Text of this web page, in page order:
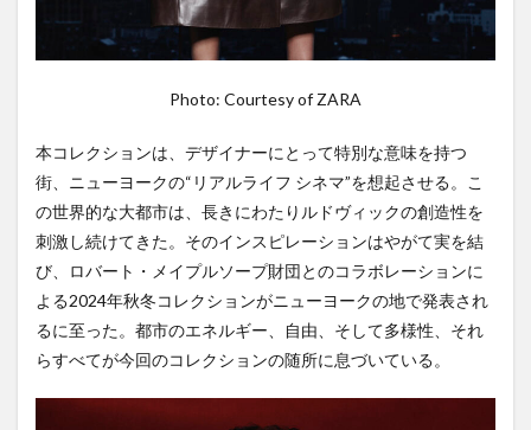
Photo: Courtesy of ZARA
本コレクションは、デザイナーにとって特別な意味を持つ
街、ニューヨークの“リアルライフ シネマ”を想起させる。こ
の世界的な大都市は、長きにわたりルドヴィックの創造性を
刺激し続けてきた。そのインスピレーションはやがて実を結
び、ロバート・メイプルソープ財団とのコラボレーションに
よる2024年秋冬コレクションがニューヨークの地で発表され
るに至った。都市のエネルギー、自由、そして多様性、それ
らすべてが今回のコレクションの随所に息づいている。